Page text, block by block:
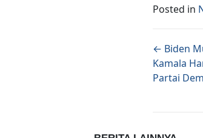
Posted in
← Biden
Kamala
Partai